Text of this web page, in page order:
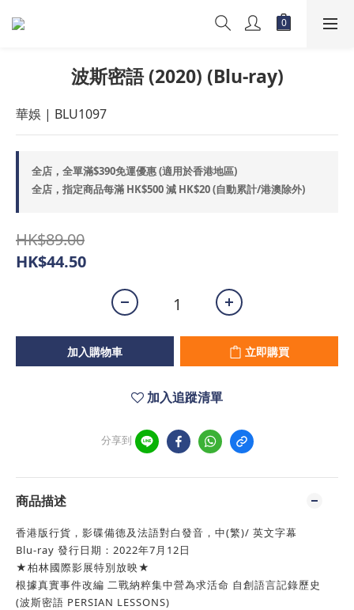
波斯密語 (2020) (Blu-ray)
華娛 | BLU1097
全店，全單滿$390免運優惠 (適用於香港地區)
全店，指定商品每滿 HK$500 減 HK$20 (自動累計/港澳除外)
HK$89.00
HK$44.50
加入購物車 立即購買
加入追蹤清單
分享到
商品描述
香港版行貨，影碟備德及法語對白發音，中(繁)/ 英文字幕
Blu-ray 發行日期：2022年7月12日
★柏林國際影展特別放映★
根據真實事件改編 二戰納粹集中營為求活命 自創語言記錄歷史
(波斯密語 PERSIAN LESSONS)